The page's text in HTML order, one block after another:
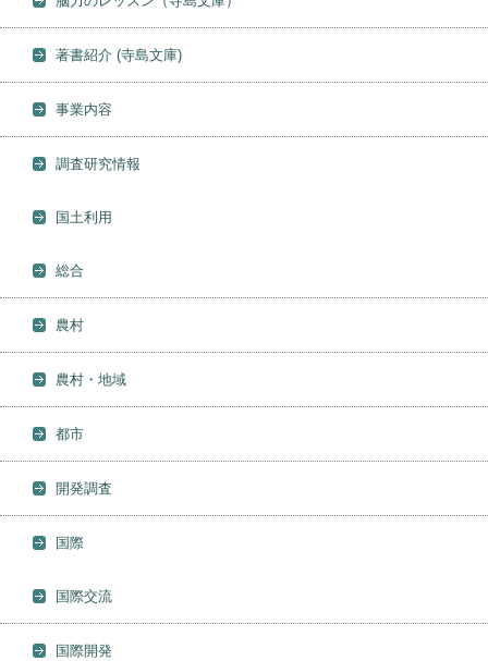
著書紹介 (寺島文庫)
事業内容
調査研究情報
国土利用
総合
農村
農村・地域
都市
開発調査
国際
国際交流
国際開発